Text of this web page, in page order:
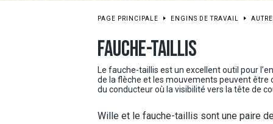
PAGE PRINCIPALE ENGINS DE TRAVAIL
FAUCHE-TAILLIS
Le fauche-taillis est un excellent outil pour
de la flèche et les mouvements peuvent
du conducteur où la visibilité vers la tête de
Wille et le fauche-taillis sont une paire